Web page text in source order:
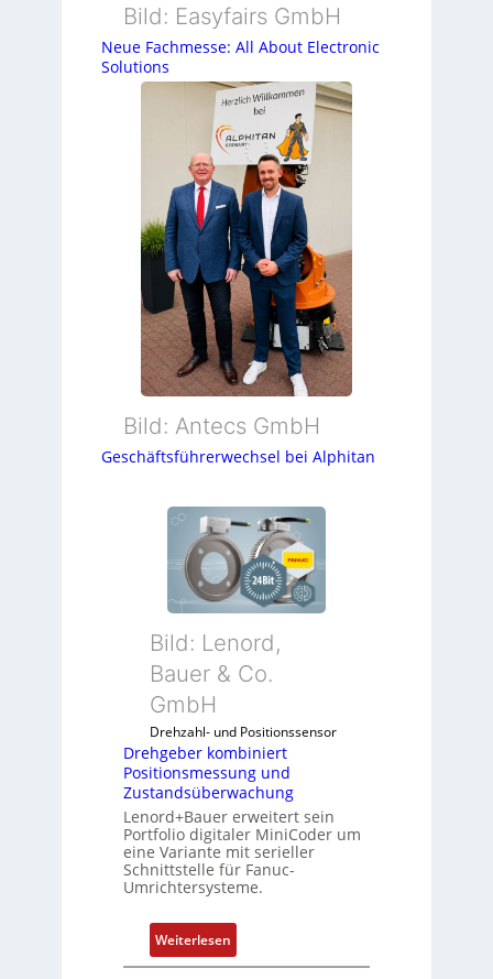
Bild: Easyfairs GmbH
Neue Fachmesse: All About Electronic
Solutions
Bild: Antecs GmbH
Geschäftsführerwechsel bei Alphitan
Bild: Lenord,
Bauer & Co.
GmbH
Drehzahl- und Positionssensor
Drehgeber kombiniert
Positionsmessung und
Zustandsüberwachung
Lenord+Bauer erweitert sein
Portfolio digitaler MiniCoder um
eine Variante mit serieller
Schnittstelle für Fanuc-
Umrichtersysteme.
Weiterlesen:
D